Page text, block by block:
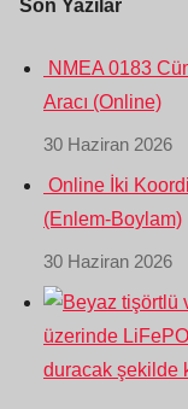
Son Yazılar
NMEA 0183
Aracı (Online)
30 Haziran 2026
Online İki
(Enlem-Boylam)
30 Haziran 2026